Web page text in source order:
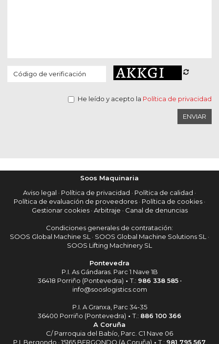
He leído y acepto la Política de privacidad
ENVIAR
Soos Maquinaria
Aviso legal · Política de privacidad · Política de calidad ·
Política de evaluación de proveedores · Política de cookies ·
Gestionar cookies· Arbitraje · Canal de denuncias
Condiciones generales de contratación:
SOOS Global Machine SL · SOOS Global Machine Solutions SL ·
SOOS Lifting Machinery SL
Pontevedra
P.I. As Gándaras. Parc 1 Nave 1B
36418 Porriño (Pontevedra) •T.: 986 338 585•
info@sooslogistics.com
P.I. A Granxa, Parc 34-35
36400 Porriño (Pontevedra) •T.: 886 100 366
A Coruña
C/ Parroquia del Babío, Parc. C1 Nave 06
P.I. Bergondo · 15165 BERGONDO (A Coruña) •T.: 981 795 567